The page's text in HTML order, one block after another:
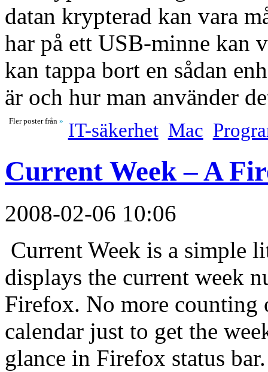
datan krypterad kan vara
har på ett USB-minne kan
kan tappa bort en sådan
är och hur man använder
Fler poster från» IT-säkerhet Mac
Current Week – A
2008-02-06 10:06
Current Week is a simple
displays the current week
Firefox. No more
calendar just to get the
glance in Firefox status